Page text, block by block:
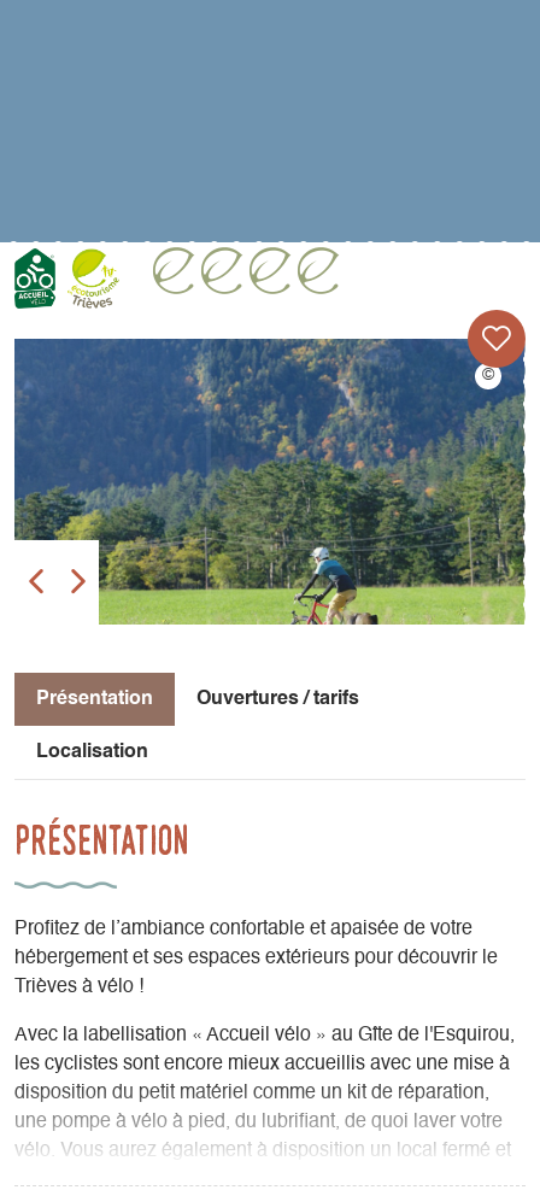
Présentation Ouvertures / tarifs
Localisation
Présentation
Profitez de l’ambiance confortable et apaisée de votre
hébergement et ses espaces extérieurs pour découvrir le
Trièves à vélo !
Avec la labellisation « Accueil vélo » au Gîte de l'Esquirou,
les cyclistes sont encore mieux accueillis avec une mise à
disposition du petit matériel comme un kit de réparation,
une pompe à vélo à pied, du lubrifiant, de quoi laver votre
vélo. Vous aurez également à disposition un local fermé et